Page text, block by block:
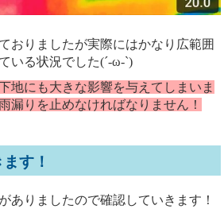
おりましたが実際にはかなり広範囲
いる状況でした(´-ω-`)
地にも大きな影響を与えてしまいま
漏りを止めなければなりません！
す！
ありましたので確認していきます！